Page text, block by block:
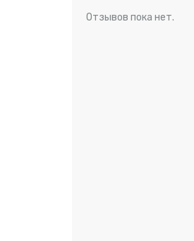
Отзывов пока нет.